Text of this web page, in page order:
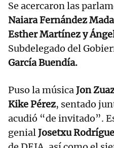
Se acercaron las
Naiara Fernández
Esther Martínez y
Subdelegado del
García Buendía.
Puso la músicaJon
Kike Pérez, sentado
acudió “de invitado”.
genialJosetxu